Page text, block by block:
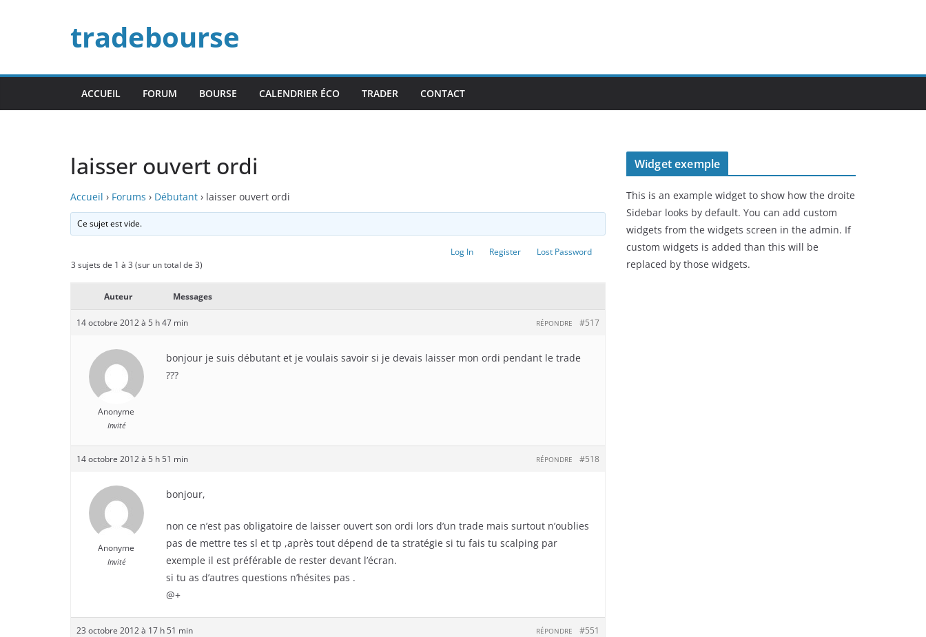
tradebourse
ACCUEIL FORUM BOURSE CALENDRIER ÉCO TRADER CONTACT
laisser ouvert ordi
Accueil › Forums › Débutant › laisser ouvert ordi
Ce sujet est vide.
Log In Register
Lost Password
3 sujets de 1 à 3 (sur un total de 3)
Auteur Messages
14 octobre 2012 à 5 h 47 min #517
RÉPONDRE
Anonyme
Invité
bonjour je suis débutant et je voulais savoir si je devais laisser mon ordi pendant le trade
???
14 octobre 2012 à 5 h 51 min #518
RÉPONDRE
Anonyme
Invité
bonjour,
non ce n’est pas obligatoire de laisser ouvert son ordi lors d’un trade mais surtout n’oublies
pas de mettre tes sl et tp ,après tout dépend de ta stratégie si tu fais tu scalping par
exemple il est préférable de rester devant l’écran.
si tu as d’autres questions n’hésites pas .
@+
23 octobre 2012 à 17 h 51 min #551
RÉPONDRE
Widget exemple
This is an example widget to show how the droite
Sidebar looks by default. You can add custom
widgets from the widgets screen in the admin. If
custom widgets is added than this will be
replaced by those widgets.